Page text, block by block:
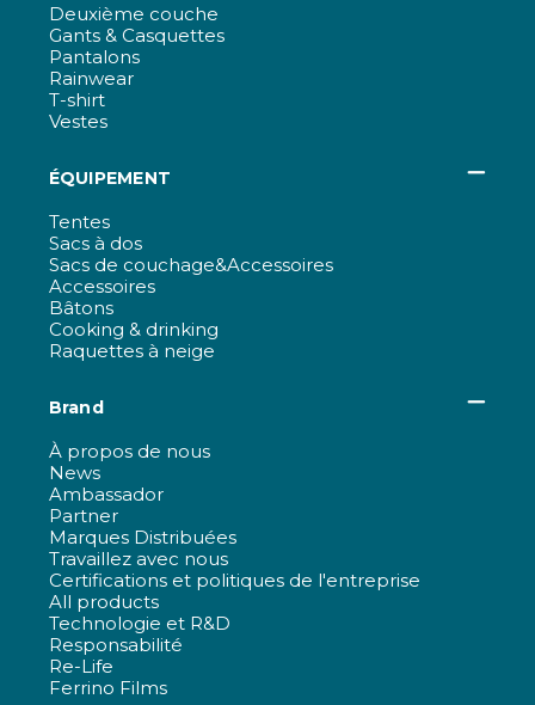
Deuxième couche
Gants & Casquettes
Pantalons
Rainwear
T-shirt
Vestes
ÉQUIPEMENT
Tentes
Sacs à dos
Sacs de couchage&Accessoires
Accessoires
Bâtons
Cooking & drinking
Raquettes à neige
Brand
À propos de nous
News
Ambassador
Partner
Marques Distribuées
Travaillez avec nous
Certifications et politiques de l'entreprise
All products
Technologie et R&D
Responsabilité
Re-Life
Ferrino Films